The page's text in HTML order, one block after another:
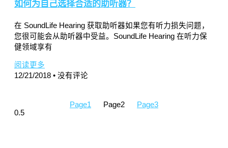
如何为自己选择合适的助听器？
在 SoundLife Hearing 获取助听器如果您有听力损失问题，
您很可能会从助听器中受益。SoundLife Hearing 在听力保
健领域享有
阅读更多
12/21/2018
没有评论
Page1 Page2 Page3